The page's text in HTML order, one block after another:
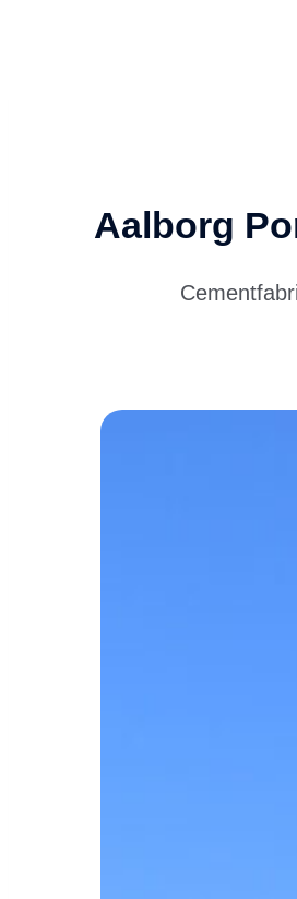
Aalborg